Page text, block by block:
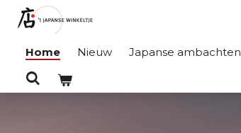
Ga
naar
Home Nieuw Japanse ambachten